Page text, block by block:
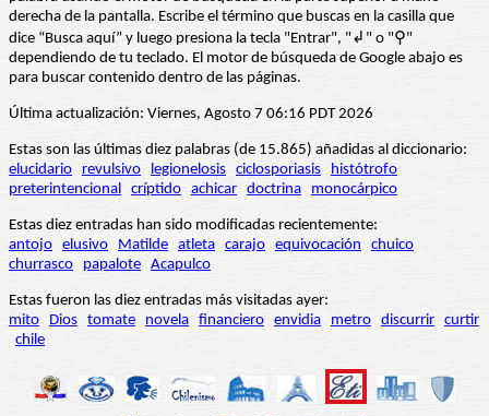
derecha de la pantalla. Escribe el término que buscas en la casilla que
dice “Busca aquí” y luego presiona la tecla "Entrar", "↲" o "⚲"
dependiendo de tu teclado. El motor de búsqueda de Google abajo es
para buscar contenido dentro de las páginas.
Última actualización: Viernes, Agosto 7 06:16 PDT 2026
Estas son las últimas diez palabras (de 15.865) añadidas al diccionario:
elucidario
revulsivo legionelosis ciclosporiasis
histótrofo
preterintencional críptido achicar doctrina monocárpico
Estas diez entradas han sido modificadas recientemente:
antojo elusivo Matilde atleta carajo equivocación
chuico
churrasco
papalote Acapulco
Estas fueron las diez entradas más visitadas ayer:
mito
Dios tomate novela financiero envidia metro discurrir curtir
chile